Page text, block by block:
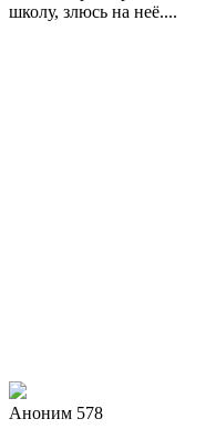
школу, злюсь на неё....
Аноним 578